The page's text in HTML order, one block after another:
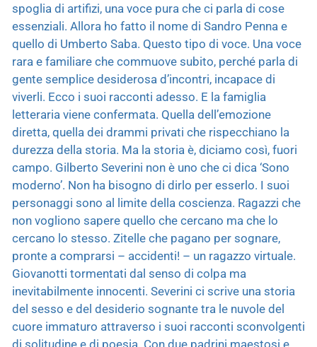
spoglia di artifizi, una voce pura che ci parla di cose
essenziali. Allora ho fatto il nome di Sandro Penna e
quello di Umberto Saba. Questo tipo di voce. Una voce
rara e familiare che commuove subito, perché parla di
gente semplice desiderosa d’incontri, incapace di
viverli. Ecco i suoi racconti adesso. E la famiglia
letteraria viene confermata. Quella dell’emozione
diretta, quella dei drammi privati che rispecchiano la
durezza della storia. Ma la storia è, diciamo così, fuori
campo. Gilberto Severini non è uno che ci dica ‘Sono
moderno’. Non ha bisogno di dirlo per esserlo. I suoi
personaggi sono al limite della coscienza. Ragazzi che
non vogliono sapere quello che cercano ma che lo
cercano lo stesso. Zitelle che pagano per sognare,
pronte a comprarsi – accidenti! – un ragazzo virtuale.
Giovanotti tormentati dal senso di colpa ma
inevitabilmente innocenti. Severini ci scrive una storia
del sesso e del desiderio sognante tra le nuvole del
cuore immaturo attraverso i suoi racconti sconvolgenti
di solitudine e di poesia. Con due padrini maestosi e